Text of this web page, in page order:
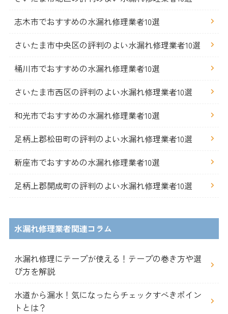
志木市でおすすめの水漏れ修理業者10選
さいたま市中央区の評判のよい水漏れ修理業者10選
桶川市でおすすめの水漏れ修理業者10選
さいたま市西区の評判のよい水漏れ修理業者10選
和光市でおすすめの水漏れ修理業者10選
足柄上郡松田町の評判のよい水漏れ修理業者10選
新座市でおすすめの水漏れ修理業者10選
足柄上郡開成町の評判のよい水漏れ修理業者10選
水漏れ修理業者関連コラム
水漏れ修理にテープが使える！テープの巻き方や選
び方を解説
水道から漏水！気になったらチェックすべきポイン
トとは？